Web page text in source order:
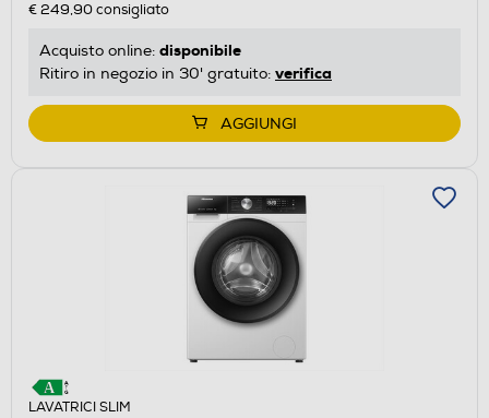
€ 249,90consigliato
Acquisto online: disponibile
Ritiro in negozio in 30' gratuito: verifica
AGGIUNGI
LAVATRICI SLIM